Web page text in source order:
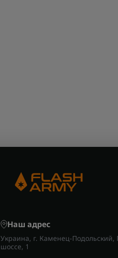
Наш адрес
Украина, г. Каменец-Подольский,
шоссе, 1